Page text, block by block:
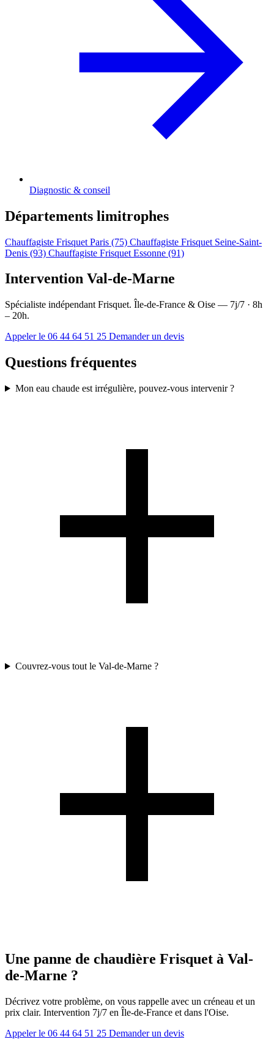
Diagnostic & conseil
Départements limitrophes
Chauffagiste Frisquet Paris (75) Chauffagiste Frisquet Seine-Saint-
Denis (93) Chauffagiste Frisquet Essonne (91)
Intervention Val-de-Marne
Spécialiste indépendant Frisquet. Île-de-France & Oise — 7j/7 · 8h
– 20h.
Appeler le 06 44 64 51 25 Demander un devis
Questions fréquentes
Mon eau chaude est irrégulière, pouvez-vous intervenir ?
Couvrez-vous tout le Val-de-Marne ?
Une panne de chaudière Frisquet à Val-
de-Marne ?
Décrivez votre problème, on vous rappelle avec un créneau et un
prix clair. Intervention 7j/7 en Île-de-France et dans l'Oise.
Appeler le 06 44 64 51 25 Demander un devis